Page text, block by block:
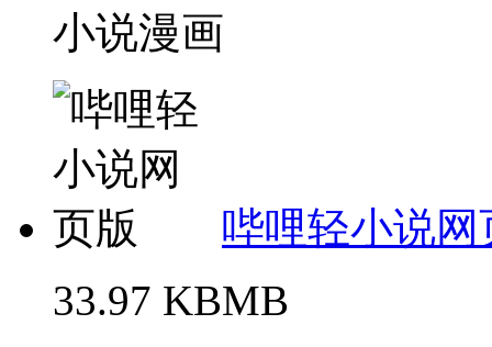
小说漫画
哔哩轻小说网
33.97 KBMB